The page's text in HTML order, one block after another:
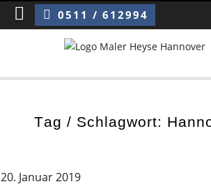
Sie sind hier:Maler Hannover
0511 / 612994
Tag / Schlagwort:
20. Januar 2019